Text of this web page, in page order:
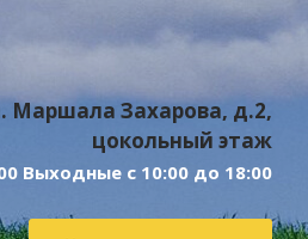
Маршала Захарова, д.2,
цокольный этаж
Выходные с 10:00 до 18:00